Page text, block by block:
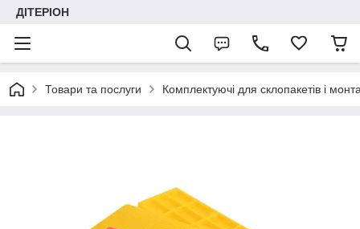
ДІТЕРІОН
Товари та послуги Комплектуючі для склопакетів і